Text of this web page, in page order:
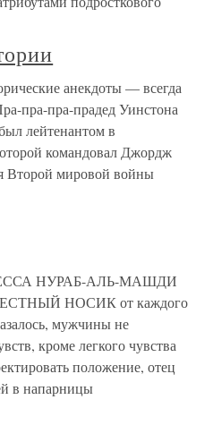
анекдоты — всегда
пра-пра-прадед Уинстона
лейтенантом в
командовал Джордж
Второй мировой войны
НУРАБ-АЛЬ-МАШДИ
НОСИК от каждого
мужчины не
кроме легкого чувства
положение, отец
в напарницы